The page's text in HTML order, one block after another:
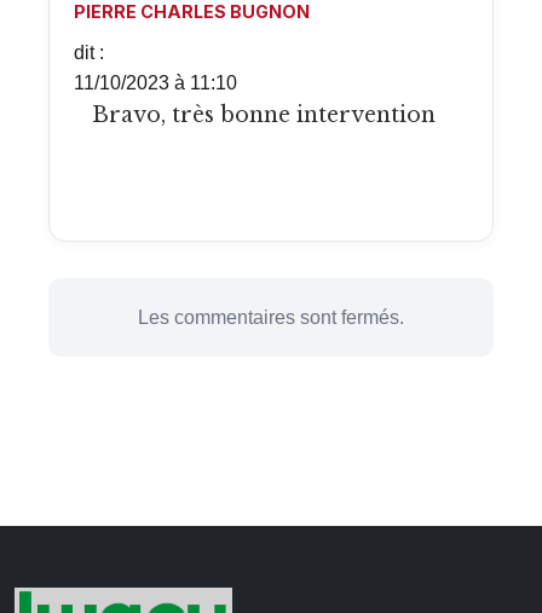
PIERRE CHARLES BUGNON
dit :
11/10/2023 à 11:10
Bravo, très bonne intervention
Les commentaires sont fermés.